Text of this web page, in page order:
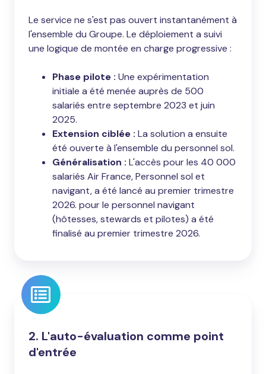
Le service ne s'est pas ouvert instantanément à
l'ensemble du Groupe. Le déploiement a suivi
une logique de montée en charge progressive :
Phase pilote : Une expérimentation
initiale a été menée auprès de 500
salariés entre septembre 2023 et juin
2025.
Extension ciblée : La solution a ensuite
été ouverte à l'ensemble du personnel sol.
Généralisation : L'accès pour les 40 000
salariés Air France, Personnel sol et
navigant, a été lancé au premier trimestre
2026. pour le personnel navigant
(hôtesses, stewards et pilotes) a été
finalisé au premier trimestre 2026.
2. L'auto-évaluation comme point
d'entrée